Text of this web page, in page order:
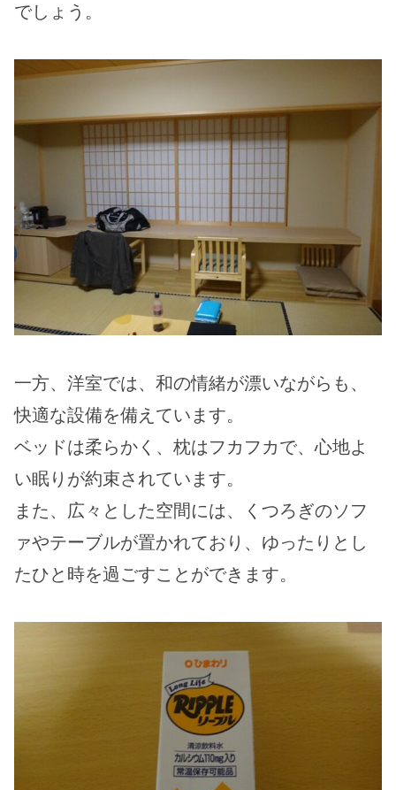
でしょう。
一方、洋室では、和の情緒が漂いながらも、
快適な設備を備えています。
ベッドは柔らかく、枕はフカフカで、心地よ
い眠りが約束されています。
また、広々とした空間には、くつろぎのソフ
ァやテーブルが置かれており、ゆったりとし
たひと時を過ごすことができます。